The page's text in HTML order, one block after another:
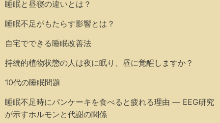
睡眠と昼寝の違いとは？
睡眠不足がもたらす影響とは？
自宅でできる睡眠改善法
持続的植物状態の人は夜に眠り、昼に覚醒しますか？
10代の睡眠問題
睡眠不足時にパンケーキを食べると疲れる理由 ― EEG研究
が示すホルモンと代謝の関係